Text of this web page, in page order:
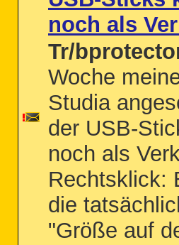
noch als
Tr/
Woche
Studia
der USB-
noch als
Rechtsklick:
die
"Größe auf